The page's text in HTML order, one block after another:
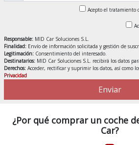
Acepto el tratamiento
Responsable: MID Car Soluciones S.L.
Finalidad: Envío de información solicitada y gestión de
Legitimación: Consentimiento del interesado.
Destinatarios: MID Car Soluciones S.L. recibirá los datos
Derechos: Acceder, rectificar y suprimir los datos, así como
Privacidad
Enviar
¿Por qué comprar un coche
Car?